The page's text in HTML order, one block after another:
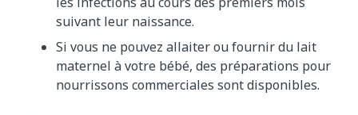
suivant leur naissance.
Si vous ne pouvez allaiter ou fournir du lait
maternel à votre bébé, des préparations pour
nourrissons commerciales sont disponibles.